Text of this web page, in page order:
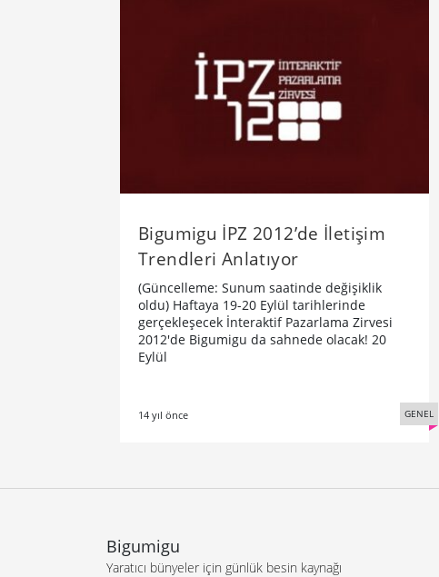
Bigumigu İPZ 2012’de İletişim
Trendleri Anlatıyor
(Güncelleme: Sunum saatinde değişiklik
oldu) Haftaya 19-20 Eylül tarihlerinde
gerçekleşecek İnteraktif Pazarlama Zirvesi
2012'de Bigumigu da sahnede olacak! 20
Eylül
14 yıl önce GENEL
Bigumigu
Yaratıcı bünyeler için günlük besin kaynağı